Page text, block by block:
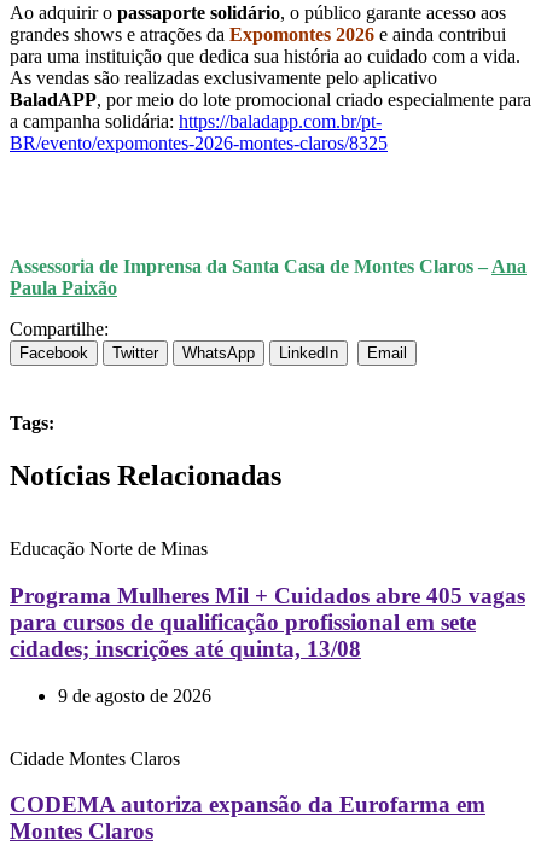
Ao adquirir o passaporte solidário, o público garante acesso aos
grandes shows e atrações da Expomontes 2026 e ainda contribui
para uma instituição que dedica sua história ao cuidado com a vida.
As vendas são realizadas exclusivamente pelo aplicativo
BaladAPP, por meio do lote promocional criado especialmente para
a campanha solidária: https://baladapp.com.br/pt-
BR/evento/expomontes-2026-montes-claros/8325
Assessoria de Imprensa da Santa Casa de Montes Claros – Ana
Paula Paixão
Compartilhe:
Facebook Twitter WhatsApp LinkedIn Email
Tags:
Notícias Relacionadas
Educação Norte de Minas
Programa Mulheres Mil + Cuidados abre 405 vagas
para cursos de qualificação profissional em sete
cidades; inscrições até quinta, 13/08
9 de agosto de 2026
Cidade Montes Claros
CODEMA autoriza expansão da Eurofarma em
Montes Claros